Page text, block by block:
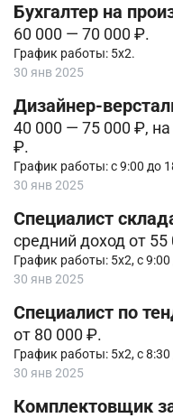
Бухгалтер на
60 000 — 70 000 ₽.
График работы: 5х2.
30 янв 2025
Дизайнер-
40 000 — 75 000 ₽,
₽.
График работы: с 9:00 до
30 янв 2025
Специалист
средний доход от 55
График работы: 5х2, с 9:00
30 янв 2025
Специалист по
от 80 000 ₽.
График работы: 5х2, с
30 янв 2025
Комплектовщик